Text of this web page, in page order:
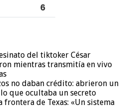
del tiktoker César
mientras transmitía en vivo
no daban crédito: abrieron un
que ocultaba un secreto
de Texas: «Un sistema